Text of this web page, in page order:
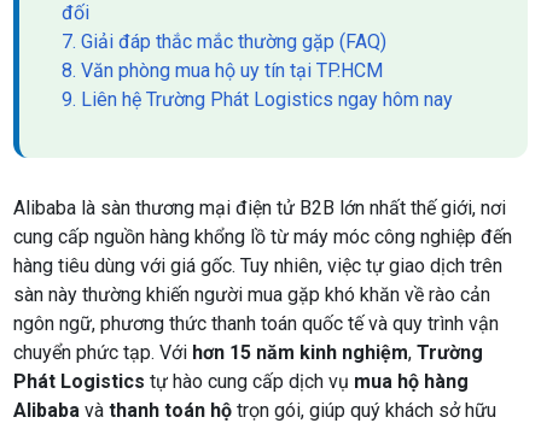
đối
7. Giải đáp thắc mắc thường gặp (FAQ)
8. Văn phòng mua hộ uy tín tại TP.HCM
9. Liên hệ Trường Phát Logistics ngay hôm nay
Alibaba là sàn thương mại điện tử B2B lớn nhất thế giới, nơi
cung cấp nguồn hàng khổng lồ từ máy móc công nghiệp đến
hàng tiêu dùng với giá gốc. Tuy nhiên, việc tự giao dịch trên
sàn này thường khiến người mua gặp khó khăn về rào cản
ngôn ngữ, phương thức thanh toán quốc tế và quy trình vận
chuyển phức tạp. Với hơn 15 năm kinh nghiệm,Trường
Phát Logistics tự hào cung cấp dịch vụ mua hộ hàng
Alibaba vàthanh toán hộ trọn gói, giúp quý khách sở hữu